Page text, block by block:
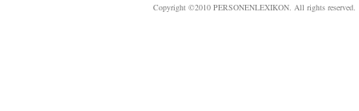
Copyright ©2010 PERSONENLEXIKON. All rights